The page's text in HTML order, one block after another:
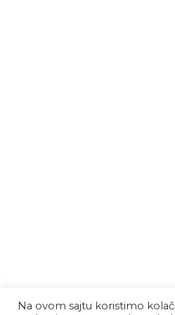
Na ovom sajtu koristimo